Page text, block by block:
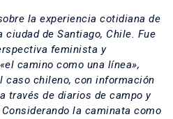
la experiencia cotidiana de
de Santiago, Chile. Fue
feminista y
camino como una línea»,
caso chileno, con información
través de diarios de campo y
la caminata como